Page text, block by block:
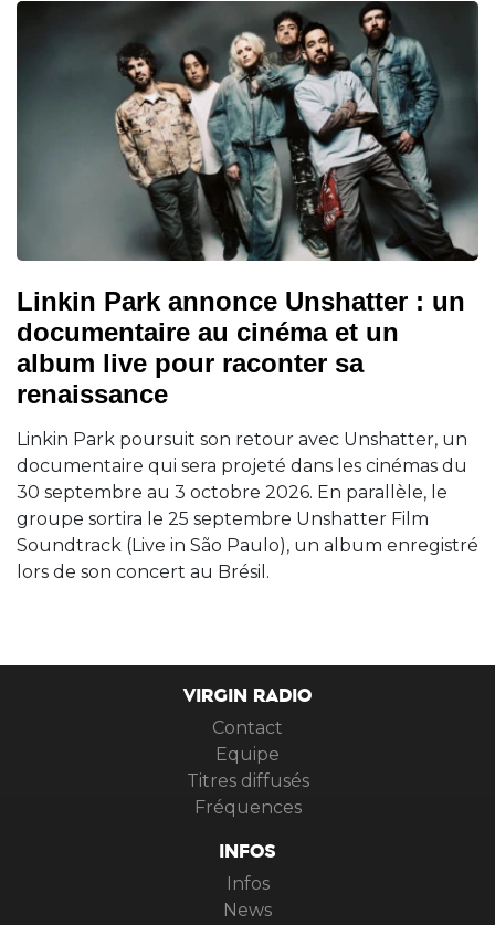
Linkin Park annonce Unshatter : un
documentaire au cinéma et un
album live pour raconter sa
renaissance
Linkin Park poursuit son retour avec Unshatter, un
documentaire qui sera projeté dans les cinémas du
30 septembre au 3 octobre 2026. En parallèle, le
groupe sortira le 25 septembre Unshatter Film
Soundtrack (Live in São Paulo), un album enregistré
lors de son concert au Brésil.
VIRGIN RADIO
Contact
Equipe
Titres diffusés
Fréquences
INFOS
Infos
News